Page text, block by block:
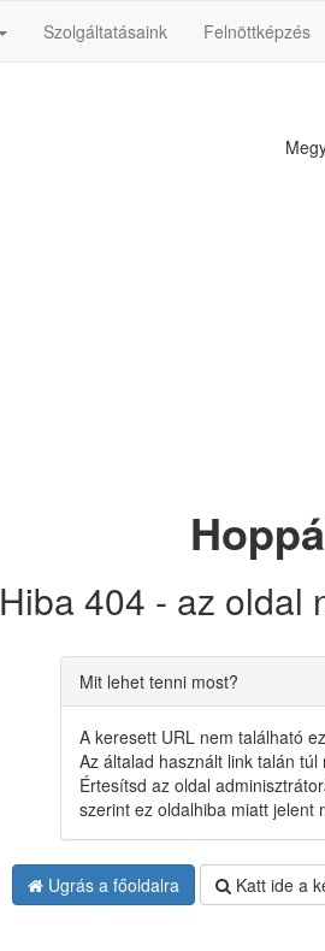
Szolgáltatásaink Felnöttképzés
Hiba 404 - az oldal
Mit lehet tenni most?
A keresett URL nem található
Az általad használt link talán túl
Értesítsd az oldal
szerint ez oldalhiba miatt jelent
Ugrás a főoldalra Katt ide a